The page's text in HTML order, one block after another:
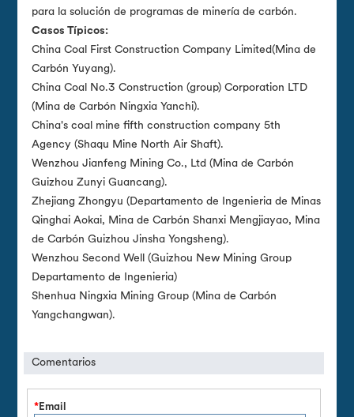
para la solución de programas de minería de carbón.
Casos Típicos:
China Coal First Construction Company Limited(Mina de
Carbón Yuyang).
China Coal No.3 Construction (group) Corporation LTD
(Mina de Carbón Ningxia Yanchi).
China's coal mine fifth construction company 5th
Agency (Shaqu Mine North Air Shaft).
Wenzhou Jianfeng Mining Co., Ltd (Mina de Carbón
Guizhou Zunyi Guancang).
Zhejiang Zhongyu (Departamento de Ingenieria de Minas
Qinghai Aokai, Mina de Carbón Shanxi Mengjiayao, Mina
de Carbón Guizhou Jinsha Yongsheng).
Wenzhou Second Well (Guizhou New Mining Group
Departamento de Ingenieria)
Shenhua Ningxia Mining Group (Mina de Carbón
Yangchangwan).
Comentarios
*Email